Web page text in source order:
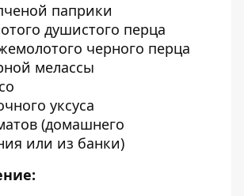
паприки
душистого перца
черного перца
мелассы
уксуса
(домашнего
или из банки)